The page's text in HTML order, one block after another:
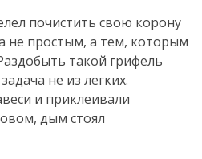
почистить свою корону
не простым, а тем, которым
такой грифель
не из легких.
и приклеивали
дым стоял